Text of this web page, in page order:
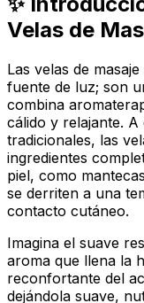
Velas de
Las velas de
fuente de luz; son
combina
cálido y relajante. A
tradicionales, las
ingredientes
piel, como
se derriten a una
contacto cutáneo.
Imagina el suave
aroma que llena la
reconfortante del
dejándola suave,